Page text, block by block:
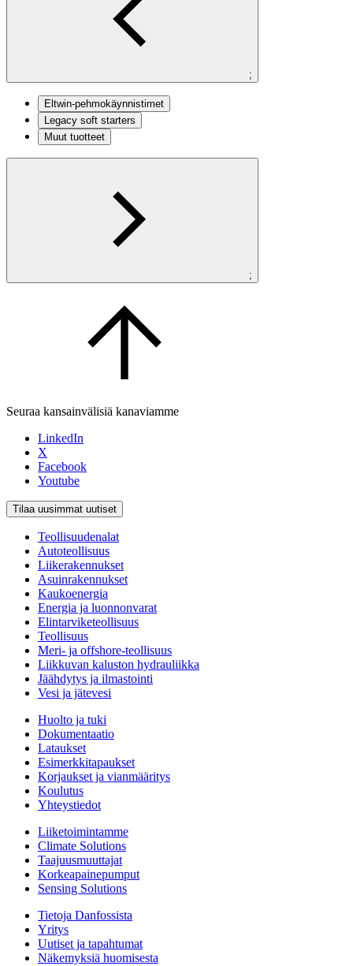
;
Eltwin-pehmokäynnistimet
Legacy soft starters
Muut tuotteet
;
Seuraa kansainvälisiä kanaviamme
LinkedIn
X
Facebook
Youtube
Tilaa uusimmat uutiset
Teollisuudenalat
Autoteollisuus
Liikerakennukset
Asuinrakennukset
Kaukoenergia
Energia ja luonnonvarat
Elintarviketeollisuus
Teollisuus
Meri- ja offshore-teollisuus
Liikkuvan kaluston hydrauliikka
Jäähdytys ja ilmastointi
Vesi ja jätevesi
Huolto ja tuki
Dokumentaatio
Lataukset
Esimerkkitapaukset
Korjaukset ja vianmääritys
Koulutus
Yhteystiedot
Liiketoimintamme
Climate Solutions
Taajuusmuuttajat
Korkeapainepumput
Sensing Solutions
Tietoja Danfossista
Yritys
Uutiset ja tapahtumat
Näkemyksiä huomisesta